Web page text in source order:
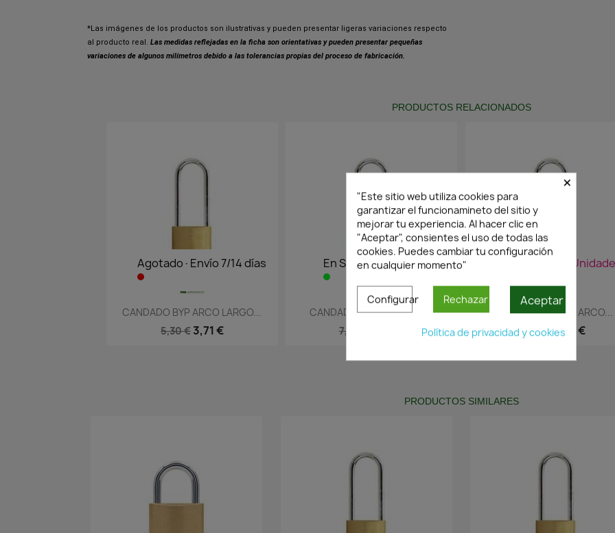
*Las imágenes de los productos son ilustrativas y pueden presentar ligeras variaciones respecto
al producto real. Las medidas reflejadas en la ficha son orientativas y pueden presentar pequeñas
variaciones de algunos milímetros debido a las tolerancias propias del proceso de fabricación.
PRODUCTOS RELACIONADOS
Agotado·Envío 7/14 días
Vista rápida
CANDADO BYP ARCO LARGO...
5,30 € 3,71 €
En Stock·Envío 24/48h
 Vista rápida
CANDADO BYP 302 ARCO...
7,43 €
¡Últimas
Vista rápida
CANDADO BYP 302 ARCO...
12,91 €9,04 €
PRODUCTOS SIMILARES
×
"Este sitio web utiliza cookies para
garantizar el funcionamineto del sitio y
mejorar tu experiencia. Al hacer clic en
"Aceptar", consientes el uso de todas las
cookies. Puedes cambiar tu configuración
en cualquier momento"
Configurar Rechazar Aceptar
Política de privacidad y cookies